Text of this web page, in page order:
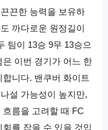
끈한 능력을 보유하
까다로운 원정길이
팀이 13승 9무 13승으
이번 경기가 어느 한
니다. 밴쿠버 화이트
설 가능성이 높지만,
름을 고려할 때 FC
를 잡을 수 있을 것입